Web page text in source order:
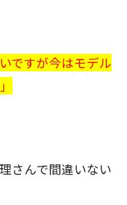
ですが今はモデル
さんで間違いない